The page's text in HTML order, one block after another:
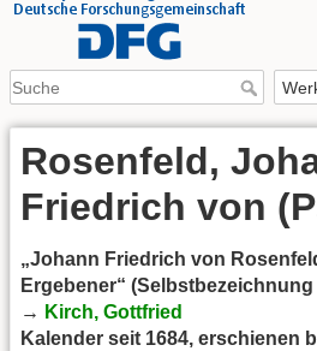
Rosenfeld,
Friedrich von
„Johann Friedrich von
Ergebener“
→ Kirch, Gottfried
Kalender seit 1684, erschienen